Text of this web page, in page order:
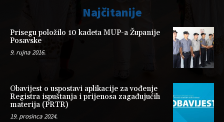
Najčitanije
Prisegu položilo 10 kadeta MUP-a Županije
Posavske
9. rujna 2016.
Obavijest o uspostavi aplikacije za vođenje
Registra ispuštanja i prijenosa zagađujućih
materija (PRTR)
19. prosinca 2024.